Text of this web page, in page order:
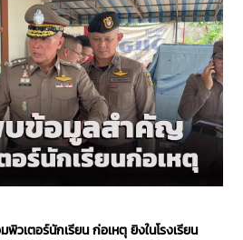
เตอร์นักเรียน ก่อเหตุ ยิงในโรงเรียน